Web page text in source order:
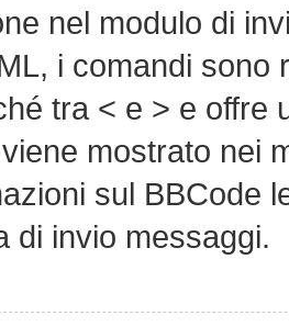
nel modulo di
i comandi
tra < e > e offre
mostrato nei
sul BBCode
di invio messaggi.